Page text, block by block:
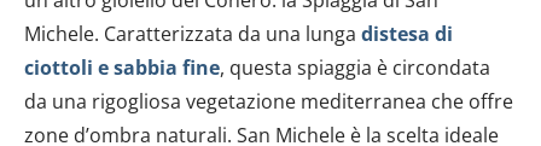
Michele. Caratterizzata da una lunga distesa di
ciottoli e sabbia fine, questa spiaggia è circondata
da una rigogliosa vegetazione mediterranea che offre
zone d’ombra naturali. San Michele è la scelta ideale